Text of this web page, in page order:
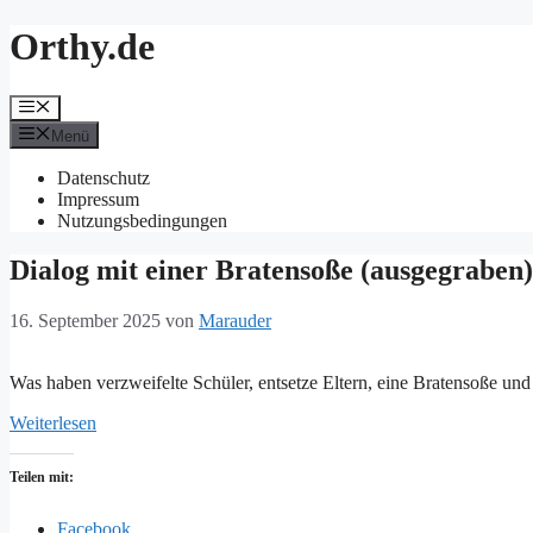
Zum
Inhalt
Orthy.de
Menü
Menü
Datenschutz
Impressum
Nutzungsbedingungen
Dialog mit einer Bratensoße (ausgegraben)
16. September 2025 von Marauder
Was haben verzweifelte Schüler, entsetze Eltern, eine Bratensoße
Weiterlesen
Teilen mit: